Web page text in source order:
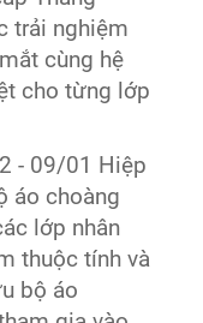
trải nghiệm
cùng hệ
cho từng lớp
- 09/01 Hiệp
áo choàng
lớp nhân
thuộc tính và
bộ áo